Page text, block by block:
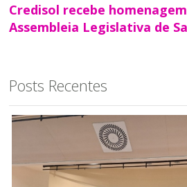
Credisol recebe
Assembleia Legislativa de
Posts Recentes